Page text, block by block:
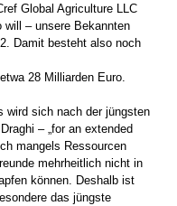
Global Agriculture LLC
will – unsere Bekannten
Damit besteht also noch
28 Milliarden Euro.
wird sich nach der jüngsten
– „for an extended
mangels Ressourcen
mehrheitlich nicht in
können. Deshalb ist
das jüngste